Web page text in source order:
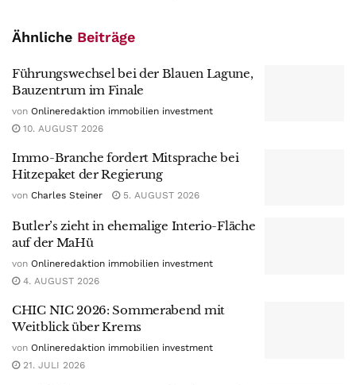
Ähnliche Beiträge
Führungswechsel bei der Blauen Lagune,
Bauzentrum im Finale
von Onlineredaktion immobilien investment
10. AUGUST 2026
Immo-Branche fordert Mitsprache bei
Hitzepaket der Regierung
von Charles Steiner 5. AUGUST 2026
Butler’s zieht in ehemalige Interio-Fläche
auf der MaHü
von Onlineredaktion immobilien investment
4. AUGUST 2026
CHIC NIC 2026: Sommerabend mit
Weitblick über Krems
von Onlineredaktion immobilien investment
21. JULI 2026